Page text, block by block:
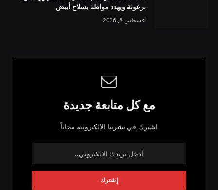
برعونة ويهدد مواطنا بسلاح أبيض
أغسطس 8, 2026
مع كل متابعة جديدة
اشترك في نشرتنا الإلكترونية مجاناً